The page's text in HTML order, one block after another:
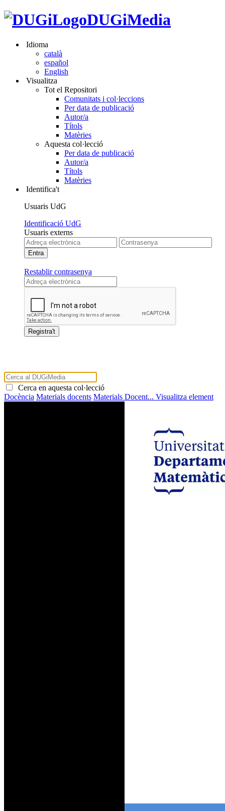
DUGiMedia
Idioma
català
español
English
Visualitza
Tot el Repositori
Comunitats i col·leccions
Per data de publicació
Autor/a
Títols
Matèries
Aquesta col·lecció
Per data de publicació
Autor/a
Títols
Matèries
Identifica't
Usuaris UdG
Identificació UdG
Usuaris externs
Restablir contrasenya
Cerca en aquesta col·lecció
Docència Materials docents Materials Docent... Visualitza element